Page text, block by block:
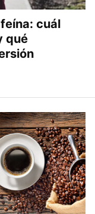
cuál
qué